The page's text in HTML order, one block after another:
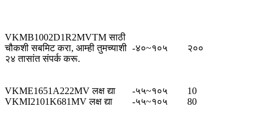
VKMB1002D1R2MVTM साठी
चौकशी सबमिट करा, आम्ही तुमच्याशी
२४ तासांत संपर्क करू.
-४०~१०५ २००
VKME1651A222MV लक्ष द्या -५५~१०५
10
VKMI2101K681MV लक्ष द्या
-५५~१०५ 80